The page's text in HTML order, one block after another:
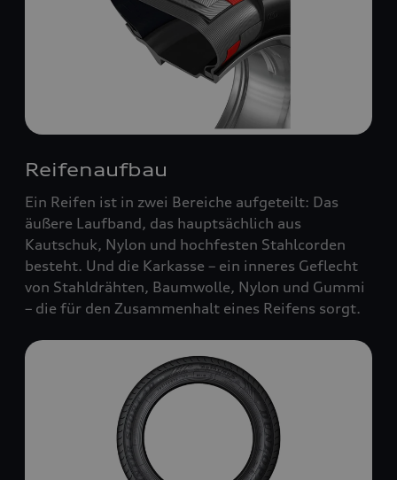
Reifenaufbau
Ein Reifen ist in zwei Bereiche aufgeteilt: Das
äußere Laufband, das hauptsächlich aus
Kautschuk, Nylon und hochfesten Stahlcorden
besteht. Und die Karkasse – ein inneres Geflecht
von Stahldrähten, Baumwolle, Nylon und Gummi
– die für den Zusammenhalt eines Reifens sorgt.